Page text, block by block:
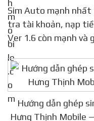
Sim Auto mạnh nhất trên thị trường hiện tại. Kiểm
tra tài khoản, nạp
Ver 1.6 còn mạnh và
Hướng dẫn ghép
Hưng Thịnh Mobile